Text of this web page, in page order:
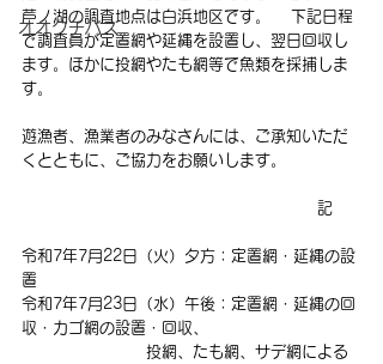
オオクチバス
芦ノ湖の調査地点は白浜地区です。 　下記日程
で調査員が定置網や延縄を設置し、翌日回収し
ます。ほかに投網やたも網等で魚類を採捕しま
す。
遊漁者、漁業者のみなさんには、ご承知いただ
くとともに、ご協力をお願いします。
記
令和7年7月22日（火）夕方：定置網・延縄の設
置
令和7年7月23日（水）午後：定置網・延縄の回
収・ カゴ網の設置・回収、
投網、たも網、サデ網による